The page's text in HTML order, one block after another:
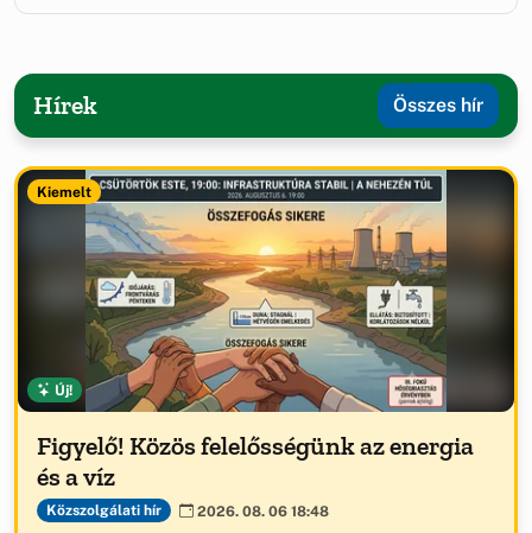
Hírek Összes hír
Kiemelt
Új!
Figyelő! Közös felelősségünk az energia
és a víz
Közszolgálati hír 2026. 08. 06 18:48